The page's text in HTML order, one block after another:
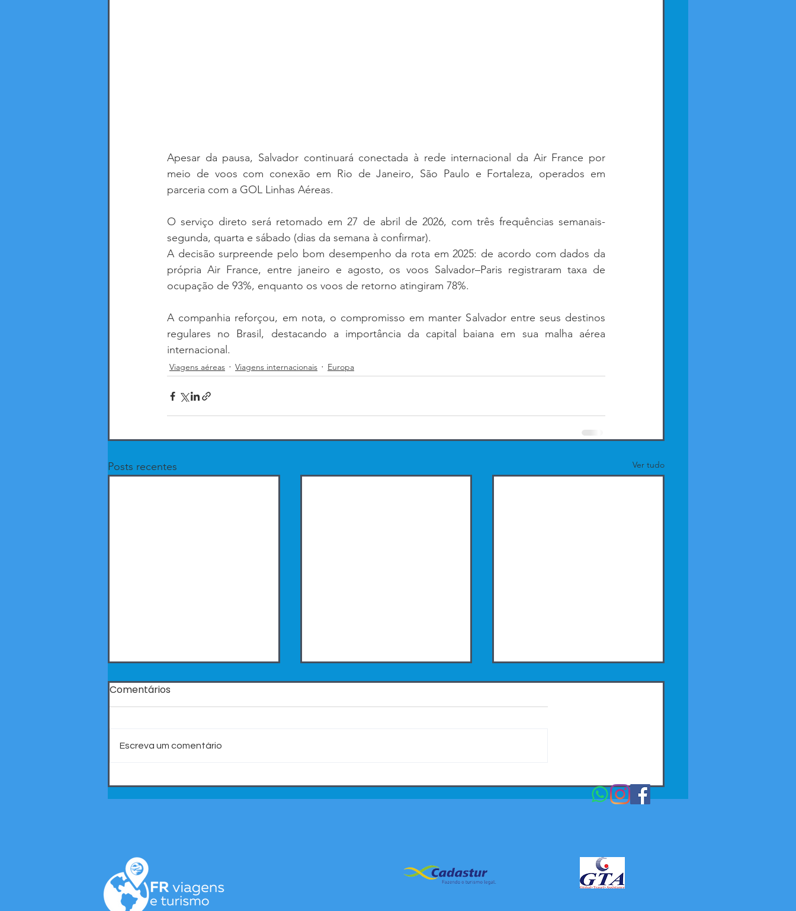
Apesar da pausa, Salvador continuará conectada à rede internacional da Air France por
meio de voos com conexão em Rio de Janeiro, São Paulo e Fortaleza, operados em
parceria com a GOL Linhas Aéreas.
O serviço direto será retomado em 27 de abril de 2026, com três frequências semanais-
segunda, quarta e sábado (dias da semana à confirmar).
A decisão surpreende pelo bom desempenho da rota em 2025: de acordo com dados da
própria Air France, entre janeiro e agosto, os voos Salvador–Paris registraram taxa de
ocupação de 93%, enquanto os voos de retorno atingiram 78%.
A companhia reforçou, em nota, o compromisso em manter Salvador entre seus destinos
regulares no Brasil, destacando a importância da capital baiana em sua malha aérea
internacional.
Viagens aéreas Viagens internacionais Europa
Posts recentes Ver tudo
voos diretos para Paris.
Comentários
Escreva um comentário